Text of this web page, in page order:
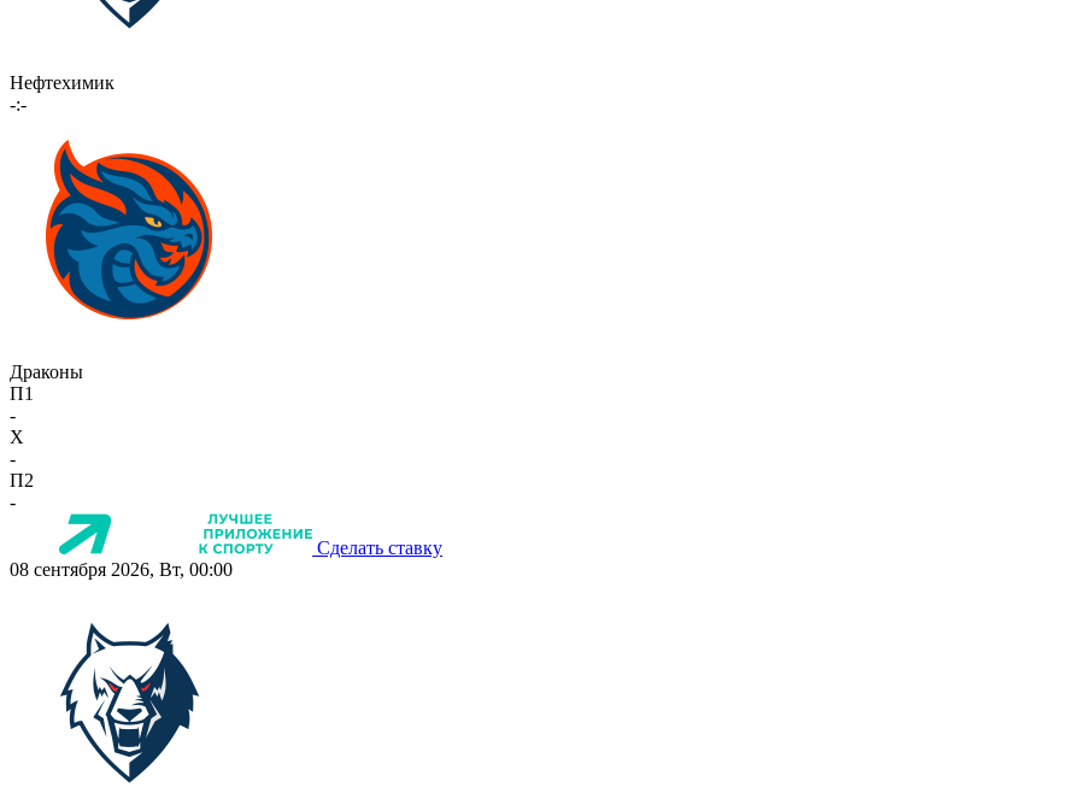
Нефтехимик
-:-
Драконы
П1
-
X
-
П2
-
Сделать ставку
08 сентября 2026, Вт, 00:00